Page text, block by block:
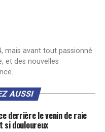
mais avant tout passionné
et des nouvelles
AUSSI
derrière le venin de raie
si douloureux